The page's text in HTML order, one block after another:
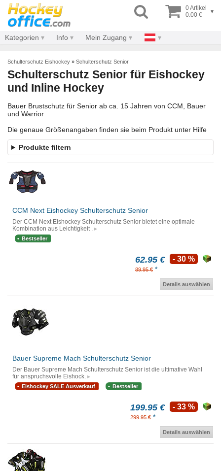
0 Artikel
0.00 €
▾
Kategorien Info Mein Zugang
Schulterschutz Eishockey » Schulterschutz Senior
Schulterschutz Senior für Eishockey
und Inline Hockey
Bauer Brustschutz für Senior ab ca. 15 Jahren von CCM, Bauer
und Warrior
Die genaue Größenangaben finden sie beim Produkt unter Hilfe
Produkte filtern
CCM Next Eishockey Schulterschutz Senior
Der CCM Next Eishockey Schulterschutz Senior bietet eine optimale
Kombination aus Leichtigkeit .
Bestseller
62.95 €
89.95 € *
- 30 %
Details auswählen
Bauer Supreme Mach Schulterschutz Senior
Der Bauer Supreme Mach Schulterschutz Senior ist die ultimative Wahl
für anspruchsvolle Eishock.
Eishockey SALE Ausverkauf Bestseller
199.95 €
299.95 € *
- 33 %
Details auswählen